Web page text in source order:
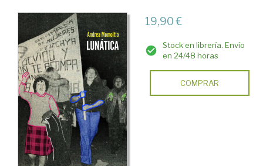
19,90 €
Stock en librería. Envío
en 24/48 horas
COMPRAR